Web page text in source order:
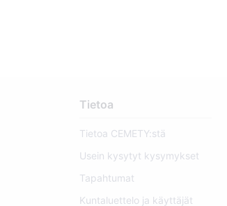
Tietoa
Tietoa CEMETY:stä
Usein kysytyt kysymykset
Tapahtumat
Kuntaluettelo ja käyttäjät